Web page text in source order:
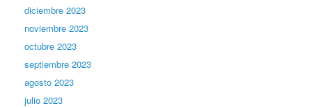
diciembre 2023
noviembre 2023
octubre 2023
septiembre 2023
agosto 2023
julio 2023